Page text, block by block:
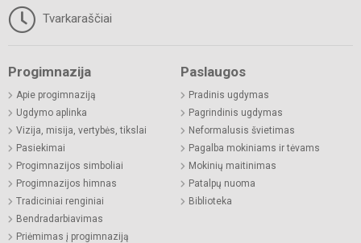
Tvarkaraščiai
Progimnazija
Apie progimnaziją
Ugdymo aplinka
Vizija, misija, vertybės, tikslai
Pasiekimai
Progimnazijos simboliai
Progimnazijos himnas
Tradiciniai renginiai
Bendradarbiavimas
Priėmimas į progimnaziją
Paslaugos
Pradinis ugdymas
Pagrindinis ugdymas
Neformalusis švietimas
Pagalba mokiniams ir tėvams
Mokinių maitinimas
Patalpų nuoma
Biblioteka